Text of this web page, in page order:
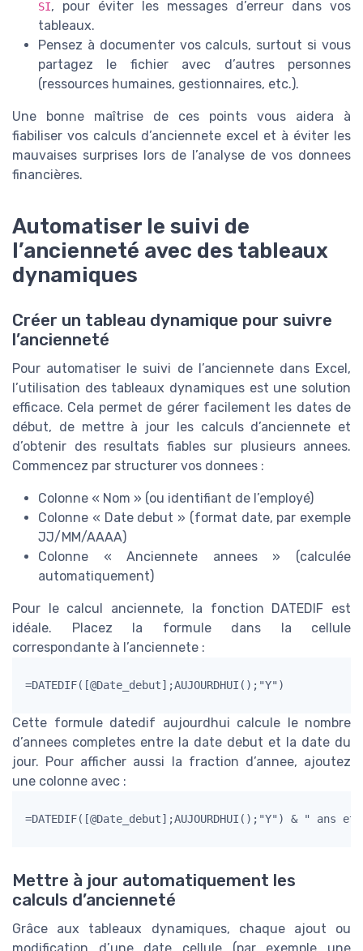
SI, pour éviter les messages d’erreur dans vos
tableaux.
Pensez à documenter vos calculs, surtout si vous
partagez le fichier avec d’autres personnes
(ressources humaines, gestionnaires, etc.).
Une bonne maîtrise de ces points vous aidera à
fiabiliser vos calculs d’anciennete excel et à éviter les
mauvaises surprises lors de l’analyse de vos donnees
financières.
Automatiser le suivi de
l’ancienneté avec des tableaux
dynamiques
Créer un tableau dynamique pour suivre
l’ancienneté
Pour automatiser le suivi de l’anciennete dans Excel,
l’utilisation des tableaux dynamiques est une solution
efficace. Cela permet de gérer facilement les dates de
début, de mettre à jour les calculs d’anciennete et
d’obtenir des resultats fiables sur plusieurs annees.
Commencez par structurer vos donnees :
Colonne « Nom » (ou identifiant de l’employé)
Colonne « Date debut » (format date, par exemple
JJ/MM/AAAA)
Colonne « Anciennete annees » (calculée
automatiquement)
Pour le calcul anciennete, la fonction DATEDIF est
idéale. Placez la formule dans la cellule
correspondante à l’anciennete :
=DATEDIF([@Date_debut];AUJOURDHUI();"Y")
Cette formule datedif aujourdhui calcule le nombre
d’annees completes entre la date debut et la date du
jour. Pour afficher aussi la fraction d’annee, ajoutez
une colonne avec :
=DATEDIF([@Date_debut];AUJOURDHUI();"Y") & " ans
Mettre à jour automatiquement les
calculs d’ancienneté
Grâce aux tableaux dynamiques, chaque ajout ou